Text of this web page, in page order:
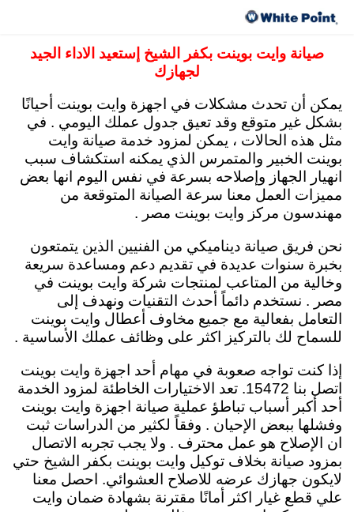
صيانة وايت بوينت بكفر الشيخ إستعيد الاداء الجيد
لجهازك
يمكن أن تحدث مشكلات في اجهزة وايت بوينت أحيانًا
بشكل غير متوقع وقد تعيق جدول عملك اليومي . في
مثل هذه الحالات ، يمكن لمزود خدمة صيانة وايت
بوينت الخبير والمتمرس الذي يمكنه استكشاف سبب
انهيار الجهاز وإصلاحه بسرعة في نفس اليوم انها بعض
مميزات العمل معنا سرعة الصيانة المتوقعة من
مهندسون مركز وايت بوينت مصر .
نحن فريق صيانة ديناميكي من الفنيين الذين يتمتعون
بخبرة سنوات عديدة في تقديم دعم ومساعدة سريعة
وخالية من المتاعب لمنتجات شركة وايت بوينت في
مصر . نستخدم دائماً أحدث التقنيات ونهدف إلى
التعامل بفعالية مع جميع مخاوف أعطال وايت بوينت
للسماح لك بالتركيز اكثر على وظائف عملك الأساسية .
إذا كنت تواجه صعوبة في مهام أحد اجهزة وايت بوينت
اتصل بنا 15472. تعد الاختيارات الخاطئة لمزود الخدمة
أحد أكبر أسباب تباطؤ عملية صيانة اجهزة وايت بوينت
وفشلها ببعض الإحيان . وفقاً لكثير من الدراسات ثبت
ان الإصلاح هو عمل محترف . ولا يجب تجربه الاتصال
بمزود صيانة بخلاف توكيل وايت بوينت بكفر الشيخ حتي
لايكون جهازك عرضه للاصلاح العشوائي. احصل معنا
علي قطع غيار اكثر أمانًا مقترنة بشهادة ضمان وايت
توكيل وايت بوينت